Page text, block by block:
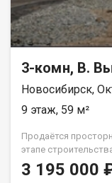
3-комн, В.
Новосибирск,
9 этаж, 59 м²
Продаётся
этапе
просторная
м², расположенная
3 195 000